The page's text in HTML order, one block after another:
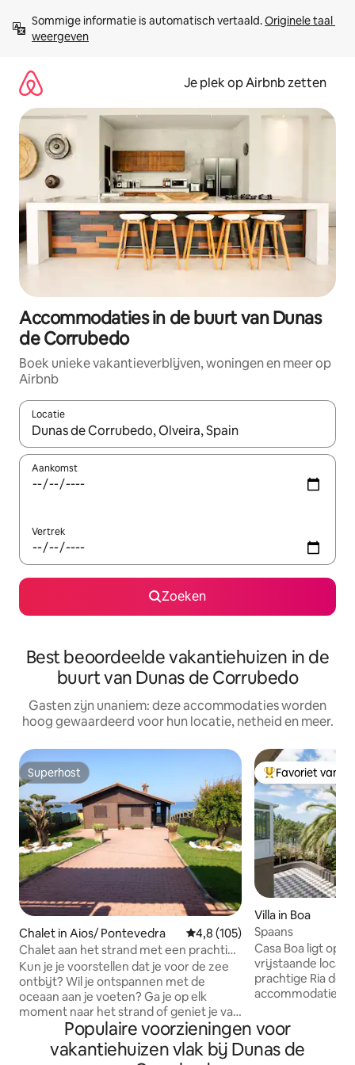
direct
naar
Sommige informatie is automatisch vertaald. Originele taal
weergeven
Je plek op Airbnb zetten
Accommodaties in de buurt van Dunas
de Corrubedo
Boek unieke vakantieverblijven, woningen en meer op
Airbnb
Locatie
Wanneer er resultaten beschikbaar zijn, maak je een keuze
Aankomst
Vertrek
Zoeken
Best beoordeelde vakantiehuizen in de
buurt van Dunas de Corrubedo
Gasten zijn unaniem: deze accommodaties worden
hoog gewaardeerd voor hun locatie, netheid en meer.
Superhost
Superhost
Chalet in Aios/ Pontevedra Gemiddelde beoordeling van
4,8 (105)
Chalet aan het strand met een prachtig
uitzicht op zee
Kun je je voorstellen dat je voor de zee
ontbijt? Wil je ontspannen met de
oceaan aan je voeten? Ga je op elk
moment naar het strand of geniet je van
het uitzicht vanaf de glazen veranda of
de tuin? Weinig plaatsen hebben het
geweldige uitzicht en de
Topfavoriet van
Favoriet van
Villa in Boa
Spaans
Casa Boa ligt op
vrijstaande
prachtige Ria de
accommodatie
oceaan en een
Het grotere
slechts 5 m lopen
Populaire voorzieningen voor
vakantiehuizen vlak bij Dunas de